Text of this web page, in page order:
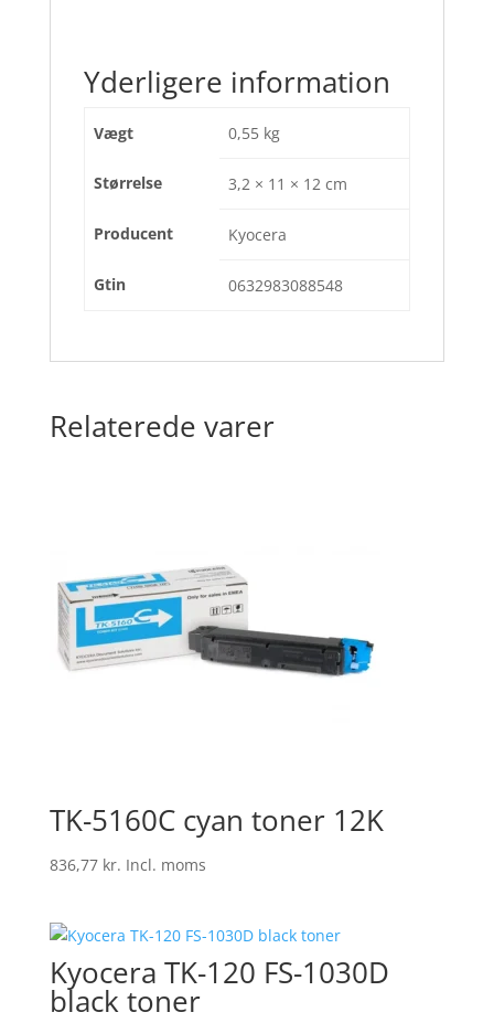
Yderligere information
Vægt 0,55 kg
Størrelse 3,2 × 11 × 12 cm
Producent Kyocera
Gtin 0632983088548
Relaterede varer
TK-5160C cyan toner 12K
836,77 kr. Incl. moms
Kyocera TK-120 FS-1030D
black toner